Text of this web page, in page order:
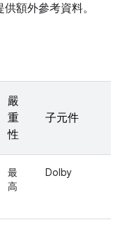
額外參考資料。
嚴
重
性
子元件
最
高
Dolby